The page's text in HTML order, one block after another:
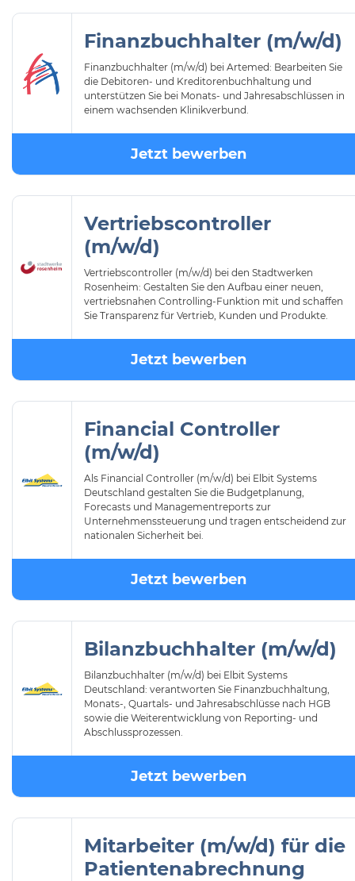
Finanzbuchhalter (m/w/d)
Finanzbuchhalter (m/w/d) bei Artemed: Bearbeiten Sie
die Debitoren- und Kreditorenbuchhaltung und
unterstützen Sie bei Monats- und Jahresabschlüssen in
einem wachsenden Klinikverbund.
Jetzt bewerben
Vertriebscontroller
(m/w/d)
Vertriebscontroller (m/w/d) bei den Stadtwerken
Rosenheim: Gestalten Sie den Aufbau einer neuen,
vertriebsnahen Controlling-Funktion mit und schaffen
Sie Transparenz für Vertrieb, Kunden und Produkte.
Jetzt bewerben
Financial Controller
(m/w/d)
Als Financial Controller (m/w/d) bei Elbit Systems
Deutschland gestalten Sie die Budgetplanung,
Forecasts und Managementreports zur
Unternehmenssteuerung und tragen entscheidend zur
nationalen Sicherheit bei.
Jetzt bewerben
Bilanzbuchhalter (m/w/d)
Bilanzbuchhalter (m/w/d) bei Elbit Systems
Deutschland: verantworten Sie Finanzbuchhaltung,
Monats-, Quartals- und Jahresabschlüsse nach HGB
sowie die Weiterentwicklung von Reporting- und
Abschlussprozessen.
Jetzt bewerben
Mitarbeiter (m/w/d) für die
Patientenabrechnung